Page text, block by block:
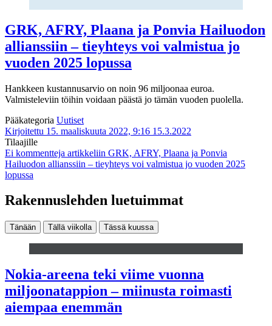
GRK, AFRY, Plaana ja Ponvia Hailuodon
allianssiin – tieyhteys voi valmistua jo
vuoden 2025 lopussa
Hankkeen kustannusarvio on noin 96 miljoonaa euroa.
Valmisteleviin töihin voidaan päästä jo tämän vuoden puolella.
Pääkategoria Uutiset
Kirjoitettu 15. maaliskuuta 2022, 9:16 15.3.2022
Tilaajille
Ei kommentteja artikkeliin GRK, AFRY, Plaana ja Ponvia
Hailuodon allianssiin – tieyhteys voi valmistua jo vuoden 2025
lopussa
Rakennuslehden luetuimmat
Tänään Tällä viikolla Tässä kuussa
Nokia-areena teki viime vuonna
miljoonatappion – miinusta roimasti
aiempaa enemmän